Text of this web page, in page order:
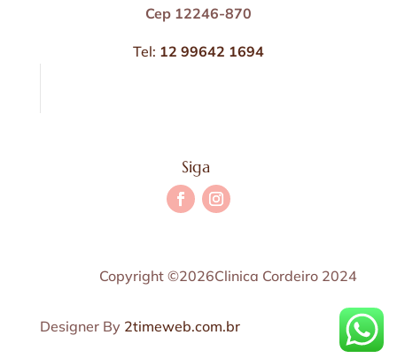
Cep 12246-870
Tel: 12 99642 1694
Siga
Copyright ©2026Clinica Cordeiro 2024
Designer By 2timeweb.com.br